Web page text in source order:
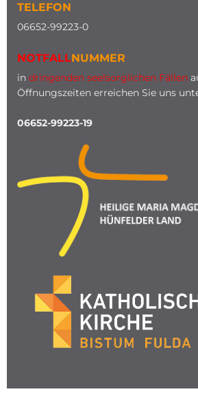
TELEFON
06652-99223-0
NOTFALLNUMMER
in dringenden seelsorglichen Fällen
Öffnungszeiten erreichen Sie uns
06652-99223-19